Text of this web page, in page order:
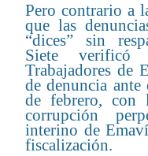
Pero contrario a
que las
“dices” sin
Siete
Trabajadores de
de denuncia
de febrero, con
corrupción
interino de
fiscalización.